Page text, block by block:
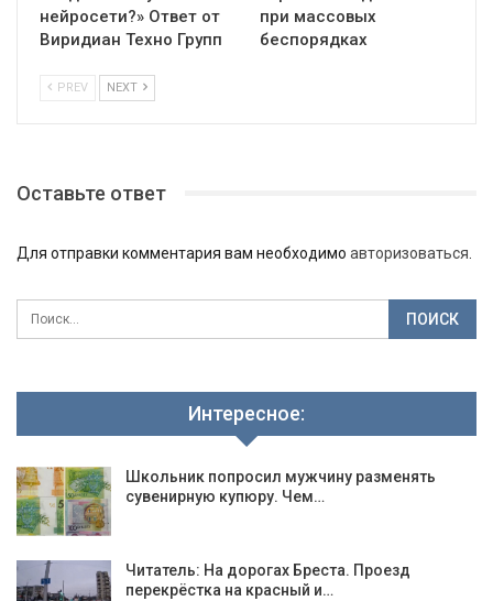
нейросети?» Ответ от
Виридиан Техно Групп
при массовых
беспорядках
PREV NEXT
Оставьте ответ
Для отправки комментария вам необходимо авторизоваться
Интересное:
Школьник попросил мужчину разменять
сувенирную купюру. Чем…
Читатель: На дорогах Бреста. Проезд
перекрёстка на красный и…